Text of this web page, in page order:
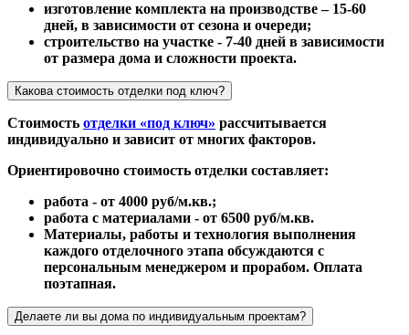
изготовление комплекта на производстве – 15-60
дней, в зависимости от сезона и очереди;
строительство на участке - 7-40 дней в зависимости
от размера дома и сложности проекта.
Какова стоимость отделки под ключ?
Стоимость отделки «под ключ» рассчитывается
индивидуально и зависит от многих факторов.
Ориентировочно стоимость отделки составляет:
работа - от 4000 руб/м.кв.;
работа с материалами - от 6500 руб/м.кв.
Материалы, работы и технология выполнения
каждого отделочного этапа обсуждаются с
персональным менеджером и прорабом. Оплата
поэтапная.
Делаете ли вы дома по индивидуальным проектам?